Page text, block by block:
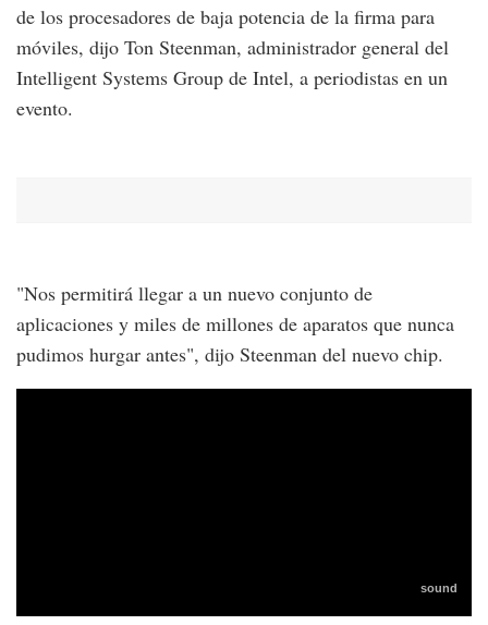
de los procesadores de baja potencia de la firma para
móviles, dijo Ton Steenman, administrador general del
Intelligent Systems Group de Intel, a periodistas en un
evento.
"Nos permitirá llegar a un nuevo conjunto de
aplicaciones y miles de millones de aparatos que nunca
pudimos hurgar antes", dijo Steenman del nuevo chip.